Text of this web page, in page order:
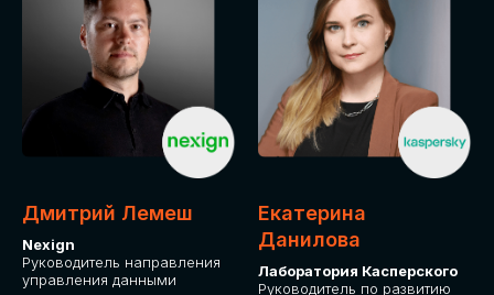
Дмитрий Лемеш
Nexign
Руководитель направления
управления данными
Екатерина
Данилова
Лаборатория Касперского
Руководитель по развитию
ДЛЯ ОПЛАТЫ БИЛЕТОВ
Оплата через сервис Timepad
ПРИОБРЕСТИ БИЛЕТ